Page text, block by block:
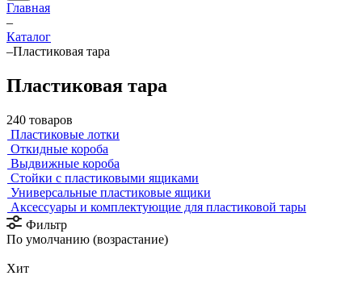
Главная
–
Каталог
–Пластиковая тара
Пластиковая тара
240 товаров
Пластиковые лотки
Откидные короба
Выдвижные короба
Стойки с пластиковыми ящиками
Универсальные пластиковые ящики
Аксессуары и комплектующие для пластиковой тары
Фильтр
По умолчанию (возрастание)
Хит